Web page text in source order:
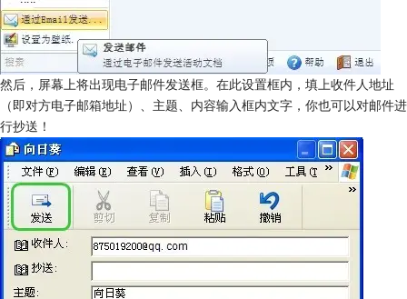
然后，屏幕上将出现电子邮件发送框。在此设置框内，填上收件人地址
（即对方电子邮箱地址）、主题、内容输入框内文字，你也可以对邮件进
行抄送！